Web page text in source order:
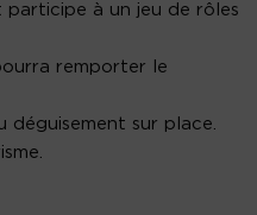
à un jeu de rôles
remporter le
déguisement sur place.